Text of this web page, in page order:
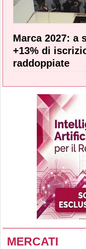
Marca 2027: a
+13% di
raddoppiate
MERCATI